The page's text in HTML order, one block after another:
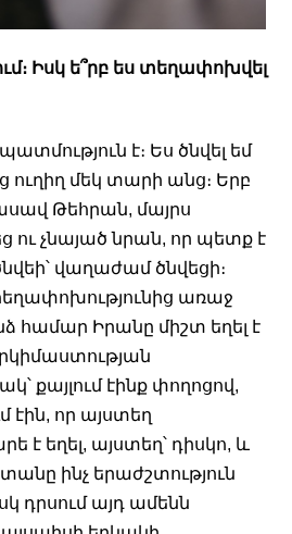
Իսկ ե՞րբ ես տեղափոխվել
է։ Ես ծնվել եմ
ուղիղ մեկ տարի անց։ Երբ
Թեհրան, մայրս
ու չնայած նրան, որ պետք է
վաղաժամ ծնվեցի։
առաջ
համար Իրանը միշտ եղել է
քայլում էինք փողոցով,
էին, որ այստեղ
է եղել, այստեղ՝ դիսկո, և
տանը ինչ երաժշտություն
դրսում այդ ամենն